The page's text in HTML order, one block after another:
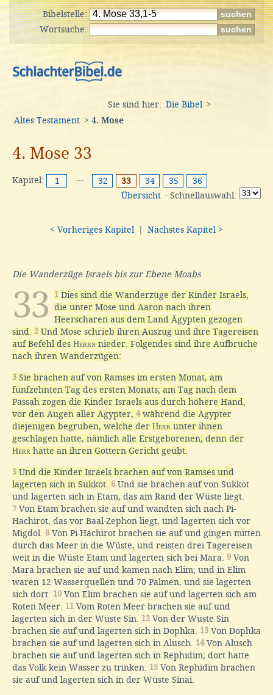
Bibelstelle:
Wortsuche:
Sie sind hier: Die Bibel
>
Altes Testament > 4. Mose
4. Mose 33
Kapitel: 1 ··· 32 33 34 35
36
Übersicht · Schnellauswahl:
< Vorheriges Kapitel Nächstes Kapitel >
Die Wanderzüge Israels bis zur Ebene Moabs
33 1 Dies sind die Wanderzüge der Kinder Israels,
die unter Mose und Aaron nach ihren
Heerscharen aus dem Land Ägypten gezogen
sind. 2 Und Mose schrieb ihren Auszug und ihre Tagereisen
auf Befehl des Herrn nieder. Folgendes sind ihre Aufbrüche
nach ihren Wanderzügen:
3 Sie brachen auf von Ramses im ersten Monat, am
fünfzehnten Tag des ersten Monats; am Tag nach dem
Passah zogen die Kinder Israels aus durch höhere Hand,
vor den Augen aller Ägypter, 4während die Ägypter
diejenigen begruben, welche der Herr unter ihnen
geschlagen hatte, nämlich alle Erstgeborenen; denn der
Herr hatte an ihren Göttern Gericht geübt.
5 Und die Kinder Israels brachen auf von Ramses und
lagerten sich in Sukkot. 6 Und sie brachen auf von Sukkot
und lagerten sich in Etam, das am Rand der Wüste liegt.
7 Von Etam brachen sie auf und wandten sich nach Pi-
Hachirot, das vor Baal-Zephon liegt, und lagerten sich vor
Migdol. 8 Von Pi-Hachirot brachen sie auf und gingen mitten
durch das Meer in die Wüste, und reisten drei Tagereisen
weit in die Wüste Etam und lagerten sich bei Mara. 9 Von
Mara brachen sie auf und kamen nach Elim; und in Elim
waren 12 Wasserquellen und 70 Palmen, und sie lagerten
sich dort. 10 Von Elim brachen sie auf und lagerten sich am
Roten Meer. 11 Vom Roten Meer brachen sie auf und
lagerten sich in der Wüste Sin. 12 Von der Wüste Sin
brachen sie auf und lagerten sich in Dophka. 13 Von Dophka
brachen sie auf und lagerten sich in Alusch. 14Von Alusch
brachen sie auf und lagerten sich in Rephidim; dort hatte
das Volk kein Wasser zu trinken. 15 Von Rephidim brachen
sie auf und lagerten sich in der Wüste Sinai.